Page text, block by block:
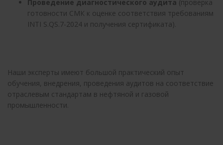
Проведение диагностического аудита (проверка
готовности СМК к оценке соответствия требованиям
INTI S.QS.7-2024 и получения сертификата).
Наши эксперты имеют большой практический опыт
обучения, внедрения, проведения аудитов на соответствие
отраслевым стандартам в нефтяной и газовой
промышленности.